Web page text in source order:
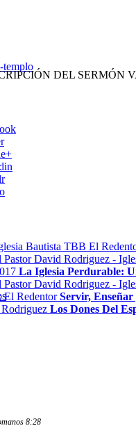
templo
DEL SERMÓN
La Iglesia Perdurable:
Servir,
Los Dones Del
8:28